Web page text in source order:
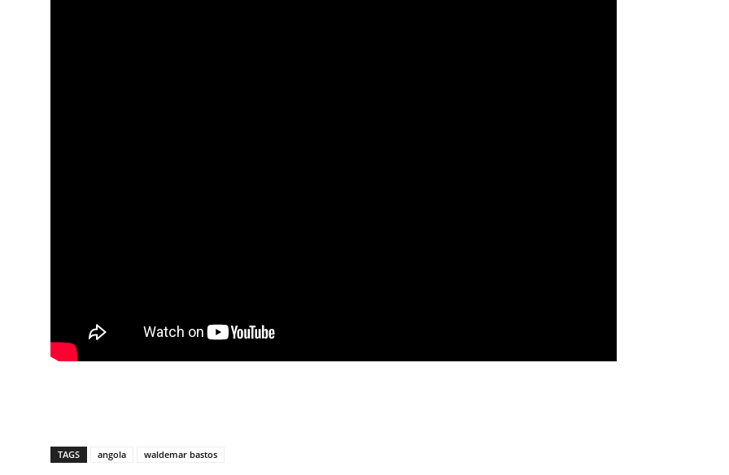
TAGS angola waldemar bastos